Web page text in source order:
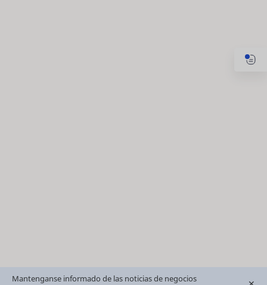
Mantenganse informado de las noticias de negocios